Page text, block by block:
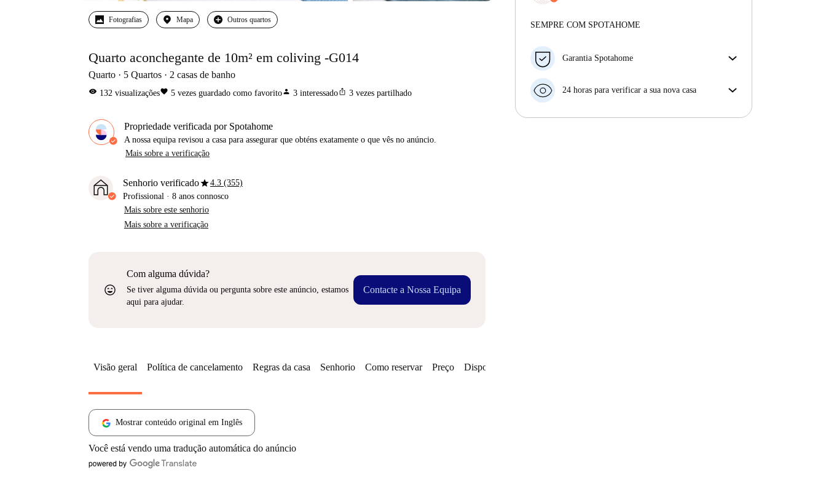
Fotografias Mapa Outros quartos
Quarto aconchegante de 10m² em coliving -G014
Quarto 5 Quartos 2 casas de banho
visibility 132 visualizaçõesfavorite 5 vezes guardado como favoritoperson 3 interessadoios_share 3 vezes partilhado
Propriedade verificada por Spotahome
A nossa equipa revisou a casa para assegurar que obténs exatamente o que vês no anúncio.
Mais sobre a verificação
Senhorio verificadostar4.3 (355)
Profissional · 8 anos connosco
Mais sobre este senhorio
Mais sobre a verificação
sentiment_very_satisfied
Com alguma dúvida?
Se tiver alguma dúvida ou pergunta sobre este anúncio, estamos
aqui para ajudar.
Contacte a Nossa Equipa
Mais sobre a verificação
Mais sobre este senhorio
SEMPRE COM SPOTAHOME
Garantia Spotahome
antecedência, nós iremos A) pagar um hotel e ajudá-
seu dinheiro na totalidade.
24 horas para verificar a sua nova casa
Visão geral Política de cancelamento Regras da casa Senhorio Como reservar Preço Disponibilidades
Mostrar conteúdo original em Inglês
Você está vendo uma tradução automática do anúncio